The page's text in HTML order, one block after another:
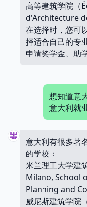
高等建筑学院（
d'Architecture
在选择时，您可
择适合自己的专
申请奖学金、助
想知道意
意大利就
意大利有很多著
的学校：
米兰理工大学建
Milano, School
Planning and
威尼斯建筑学院